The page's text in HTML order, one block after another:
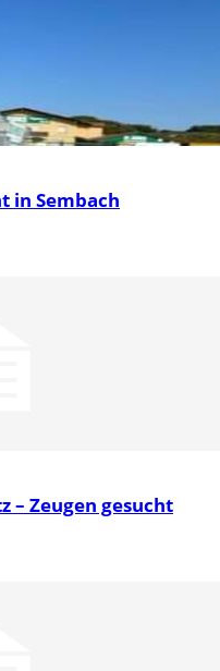
in Sembach
– Zeugen gesucht